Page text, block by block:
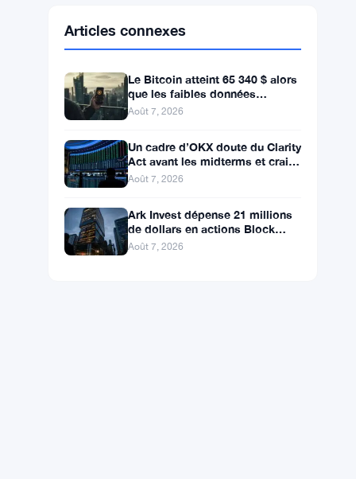
SolanaSOL $73.8072 ▲ +0.90%
XRPXRP $1.0293
Le Bitcoin atteint 65 340 $ alors